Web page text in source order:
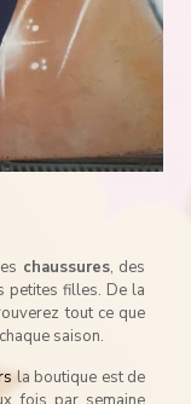
chaussures, des
petites filles. De la
tout ce que
saison.
la boutique est de